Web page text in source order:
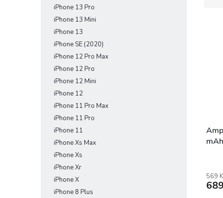
iPhone 13 Pro
iPhone 13 Mini
iPhone 13
iPhone SE (2020)
iPhone 12 Pro Max
iPhone 12 Pro
iPhone 12 Mini
iPhone 12
iPhone 11 Pro Max
iPhone 11 Pro
iPhone 11
iPhone Xs Max
iPhone Xs
iPhone Xr
iPhone X
iPhone 8 Plus
k
t
569